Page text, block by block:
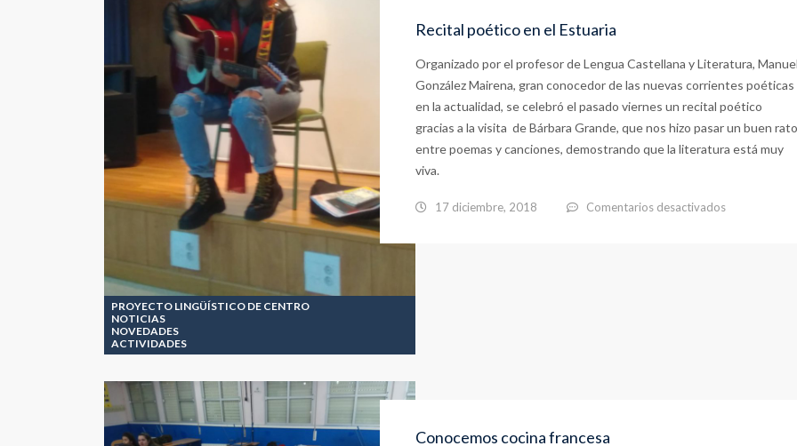
PROYECTO LINGÜÍSTICO DE CENTRO
NOTICIAS
NOVEDADES
ACTIVIDADES
Recital poético en el Estuaria
Organizado por el profesor de Lengua Castellana y Literatura,
González Mairena, gran conocedor de las nuevas corrientes poéticas
en la actualidad, se celebró el pasado viernes un recital poético
gracias a la visita de Bárbara Grande, que nos hizo pasar un buen rato
entre poemas y canciones, demostrando que la literatura está muy
viva.
17 diciembre, 2018 Comentarios desactivados
Conocemos cocina francesa